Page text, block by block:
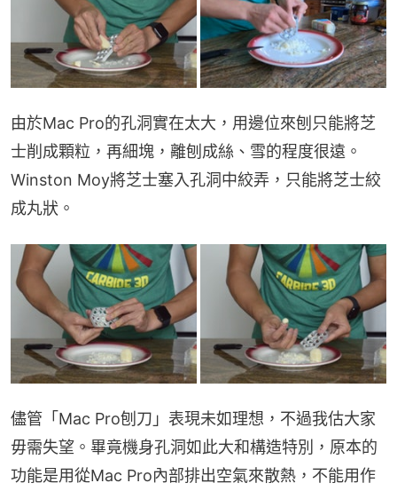
由於Mac Pro的孔洞實在太大，用邊位來刨只能將芝
士削成顆粒，再細塊，離刨成絲、雪的程度很遠。
Winston Moy將芝士塞入孔洞中絞弄，只能將芝士絞
成丸狀。
儘管「Mac Pro刨刀」表現未如理想，不過我估大家
毋需失望。畢竟機身孔洞如此大和構造特別，原本的
功能是用從Mac Pro內部排出空氣來散熱，不能用作